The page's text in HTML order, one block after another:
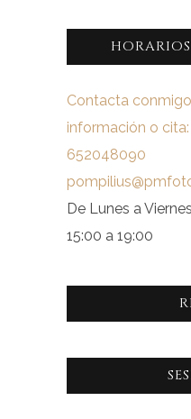
Contacta
información o cita:
652048090
De Lunes a
15:00 a 19:00
Ver
Ver